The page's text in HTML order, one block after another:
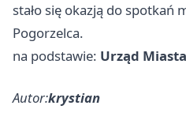
stało się okazją do spotkań
Pogorzelca.
na podstawie: Urząd Miasta
Autor:krystian